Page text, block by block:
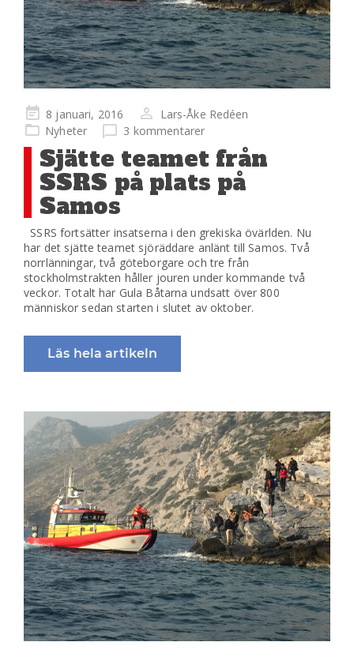
Publicerad
på
8 januari, 2016
Lars-Åke Redéen
Nyheter
3 kommentarer
Sjätte teamet från
SSRS på plats på
Samos
SSRS fortsätter insatserna i den grekiska övärlden. Nu
har det sjätte teamet sjöräddare anlänt till Samos. Två
norrlänningar, två göteborgare och tre från
stockholmstrakten håller jouren under kommande två
veckor. Totalt har Gula Båtarna undsatt över 800
människor sedan starten i slutet av oktober.
Läs hela artikeln